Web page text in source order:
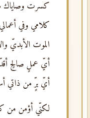
كسرت وصاياك
كلامي وفي
الموت الأبديّ
أيّ عملٍ صالحٍ
أيّ برٍّ من ذاتي
لكنّي أؤمن من